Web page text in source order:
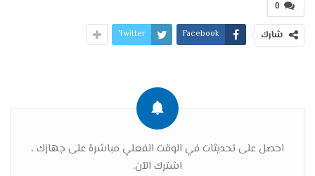
0
شارك Facebook
Twitter
احصل على تحديثات في الوقت الفعلي مباشرة على جهازك ،
اشترك الآن.